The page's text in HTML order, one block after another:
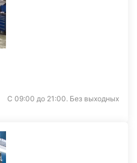
С 09:00 до 21:00. Без выходных